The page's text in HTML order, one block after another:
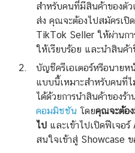
สำหรับคนที่มีสินค้าของตั
ส่ง คุณจะต้องไปสมัครเปิ
TikTok Seller ให้ผ่านก
ให้เรียบร้อย และนำสินค้
บัญชีครีเอเตอร์หรือนาย
แบบนี้เหมาะสำหรับคนที่ไ
ได้ด้วยการนำสินค้าของร้
คอมมิชชัน โดยคุณจะต้อ
ไป และเข้าไปเปิดฟีเจอ
สนใจเข้าสู่ Showcase ข